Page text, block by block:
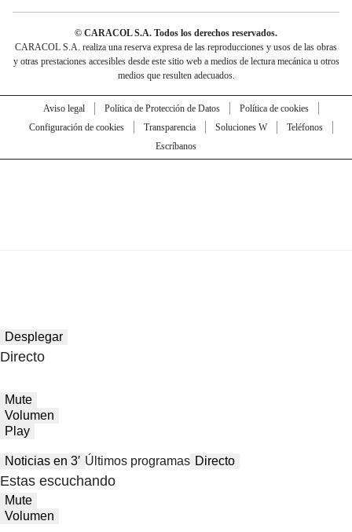
© CARACOL S.A. Todos los derechos reservados.
CARACOL S.A. realiza una reserva expresa de las reproducciones y usos de las obras
y otras prestaciones accesibles desde este sitio web a medios de lectura mecánica u otros
medios que resulten adecuados.
Aviso legal Política de Protección de Datos
Política de cookies
Configuración de cookies
Transparencia Soluciones W
Teléfonos
Escríbanos
Desplegar
Directo
Mute
Volumen
Play
Noticias en 3′ Últimos programas Directo
Estas escuchando
Mute
Volumen